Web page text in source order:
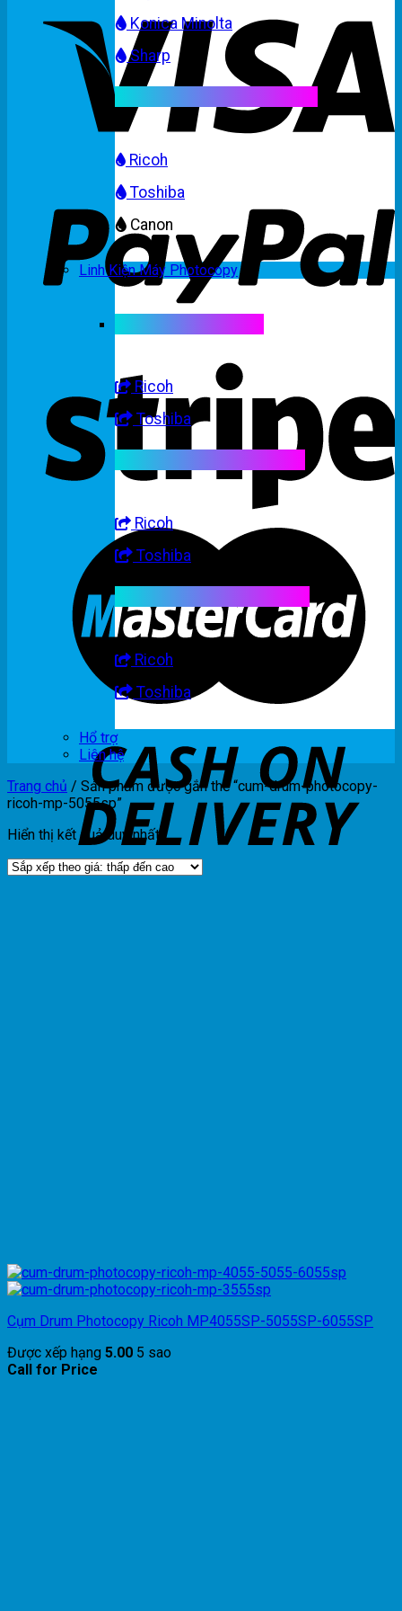
Konica Minolta
Sharp
Ricoh
Toshiba
Canon
Linh Kiện Máy Photocopy
Ricoh
Toshiba
Ricoh
Toshiba
Ricoh
Toshiba
Hổ trợ
Liên hệ
Trang chủ / Sản phẩm được gắn thẻ “cum-drum-photocopy-
ricoh-mp-5055sp”
Hiển thị kết quả duy nhất
Cụm Drum Photocopy Ricoh MP4055SP-5055SP-6055SP
Được xếp hạng 5.00 5 sao
Call for Price